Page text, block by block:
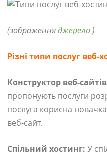
(зображенняджерело )
Різні типи послуг веб-
Конструктор веб-
пропонують послуги
послуга корисна
веб-сайт.
Спільний хостинг: У